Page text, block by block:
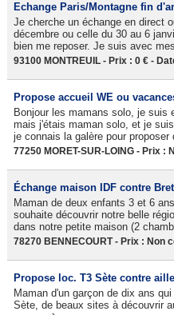
Echange Paris/Montagne fin
Je cherche un échange en direct
décembre ou celle du 30 au 6
bien me reposer. Je suis avec
93100 MONTREUIL - Prix : 0 € -
Propose accueil WE ou
Bonjour les mamans solo, je suis
mais j'étais maman solo, et je
je connais la galère pour
77250 MORET-SUR-LOING - Prix :
Échange maison IDF contre
Maman de deux enfants 3 et 6
souhaite découvrir notre belle
dans notre petite maison (2
78270 BENNECOURT - Prix : Non
Propose loc. T3 Sète contre
Maman d'un garçon de dix ans
Sète, de beaux sites à découvrir